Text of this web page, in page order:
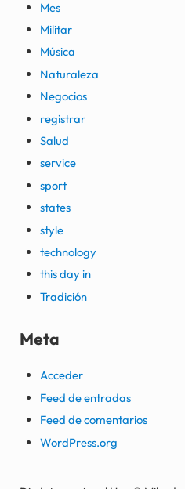
Mes
Militar
Música
Naturaleza
Negocios
registrar
Salud
service
sport
states
style
technology
this day in
Tradición
Meta
Acceder
Feed de entradas
Feed de comentarios
WordPress.org